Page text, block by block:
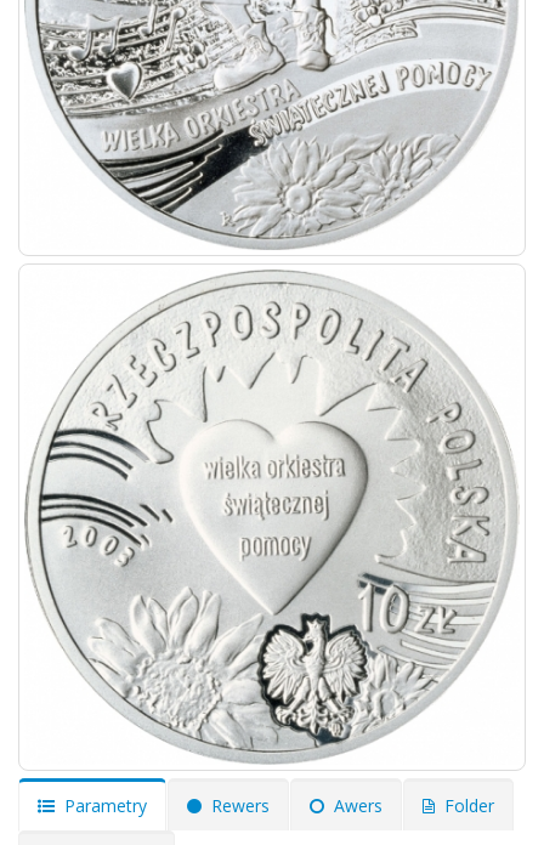
Parametry Rewers Awers Folder